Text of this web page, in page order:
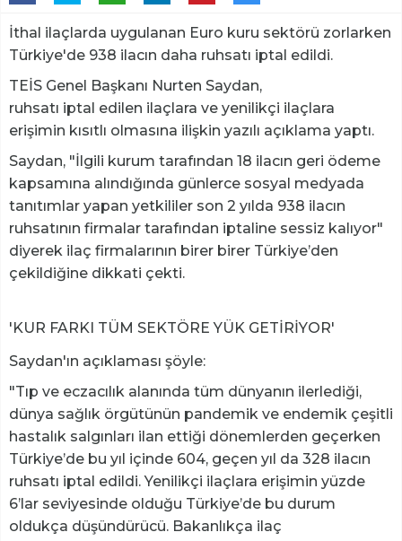
İthal ilaçlarda uygulanan Euro kuru sektörü zorlarken
Türkiye'de 938 ilacın daha ruhsatı iptal edildi.
TEİS Genel Başkanı Nurten Saydan,
ruhsatı iptal edilen ilaçlara ve yenilikçi ilaçlara
erişimin kısıtlı olmasına ilişkin yazılı açıklama yaptı.
Saydan, "İlgili kurum tarafından 18 ilacın geri ödeme
kapsamına alındığında günlerce sosyal medyada
tanıtımlar yapan yetkililer son 2 yılda 938 ilacın
ruhsatının firmalar tarafından iptaline sessiz kalıyor"
diyerek ilaç firmalarının birer birer Türkiye’den
çekildiğine dikkati çekti.
'KUR FARKI TÜM SEKTÖRE YÜK GETİRİYOR'
Saydan'ın açıklaması şöyle:
"Tıp ve eczacılık alanında tüm dünyanın ilerlediği,
dünya sağlık örgütünün pandemik ve endemik çeşitli
hastalık salgınları ilan ettiği dönemlerden geçerken
Türkiye’de bu yıl içinde 604, geçen yıl da 328 ilacın
ruhsatı iptal edildi. Yenilikçi ilaçlara erişimin yüzde
6’lar seviyesinde olduğu Türkiye’de bu durum
oldukça düşündürücü. Bakanlıkça ilaç